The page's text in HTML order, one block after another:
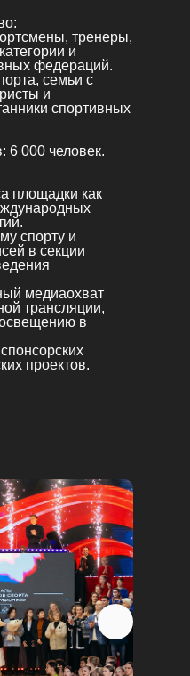
тренеры,
и
федераций.
семьи с
и
спортивных
6 000 человек.
площадки как
спорту и
в секции
медиаохват
трансляции,
в
проектов.